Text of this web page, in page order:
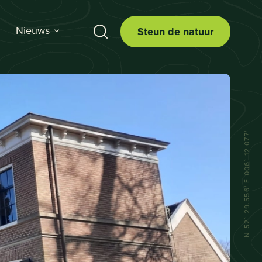
Nieuws Steun de natuur
N 52° 29.556' E 006° 12.077'